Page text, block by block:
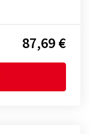
87,69 €